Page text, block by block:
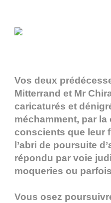
Vos deux
Mitterrand et Mr
caricaturés et
méchamment, par la
conscients que leur
l’abri de poursuite
répondu par voie
moqueries ou
Vous osez